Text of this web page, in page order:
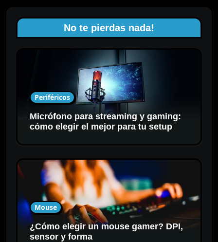
No te pierdas nada!
Periféricos
Micrófono para streaming y gaming:
cómo elegir el mejor para tu setup
Mouse
¿Cómo elegir un mouse gamer? DPI,
sensor y forma